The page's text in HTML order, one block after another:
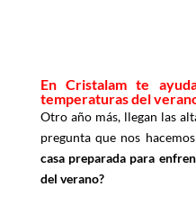
En Cristalam te
temperaturas del
Otro año más, llegan las
pregunta que nos
casa preparada para
del verano?